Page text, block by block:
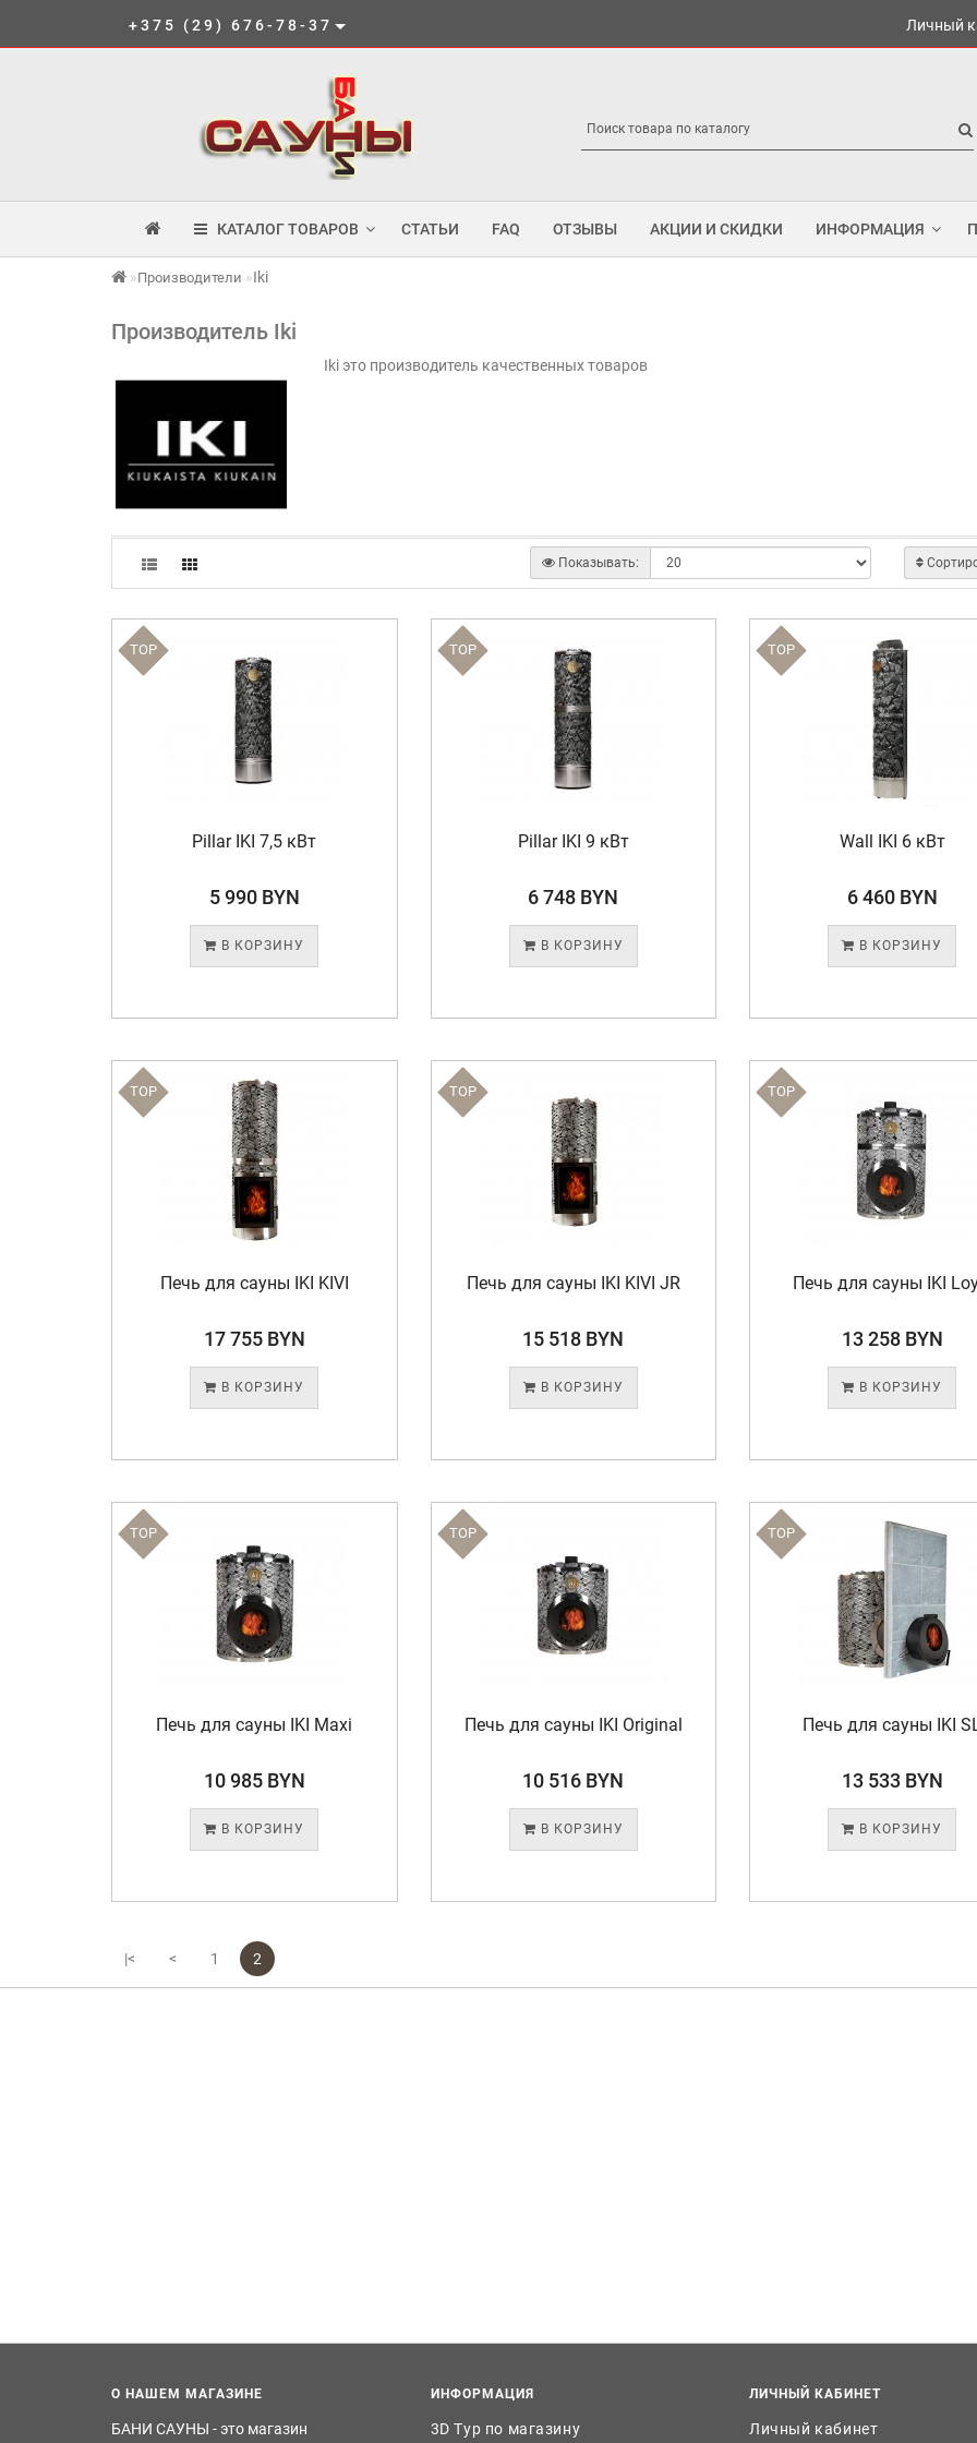
+375 (29) 676-78-37 Личный
КАТАЛОГ ТОВАРОВ СТАТЬИ FAQ ОТЗЫВЫ АКЦИИ И СКИДКИ ИНФОРМАЦИЯ
Производители Iki
Производитель Iki
Iki это производитель качественных товаров
Показывать:
TOP
Pillar IKI 7,5 кВт
5 990 BYN
В КОРЗИНУ
TOP
Pillar IKI 9 кВт
6 748 BYN
В КОРЗИНУ
TOP
Wall IKI 6 кВт
6 460 BYN
В КОРЗИНУ
TOP
Печь для сауны IKI KIVI
17 755 BYN
В КОРЗИНУ
TOP
Печь для сауны IKI KIVI JR
15 518 BYN
В КОРЗИНУ
TOP
Печь для сауны IKI
13 258 BYN
В КОРЗИНУ
TOP
Печь для сауны IKI Maxi
10 985 BYN
В КОРЗИНУ
TOP
Печь для сауны IKI Original
10 516 BYN
В КОРЗИНУ
TOP
Печь для сауны IKI
13 533 BYN
В КОРЗИНУ
|< < 1 2
О НАШЕМ МАГАЗИНЕ
БАНИ САУНЫ - это магазин
ИНФОРМАЦИЯ
3D Тур по магазину
ЛИЧНЫЙ КАБИНЕТ
Личный кабинет